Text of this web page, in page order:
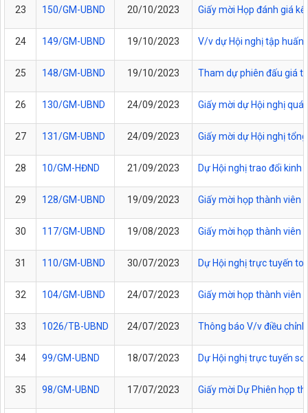
23 150/GM-UBND 20/10/2023 Giấy mời Họp đánh giá
24 149/GM-UBND 19/10/2023 V/v dự Hội nghị tập huấn
25 148/GM-UBND 19/10/2023 Tham dự phiên đấu giá
26 130/GM-UBND 24/09/2023 Giấy mời dự Hội nghị
27 131/GM-UBND 24/09/2023 Giấy mời dự Hội nghị
28 10/GM-HĐND 21/09/2023 Dự Hội nghị trao đổi kinh
29 128/GM-UBND 19/09/2023 Giấy mời họp thành viên
30 117/GM-UBND 19/08/2023 Giấy mời họp thành viên
31 110/GM-UBND 30/07/2023 Dự Hội nghị trực tuyến
32 104/GM-UBND 24/07/2023 Giấy mời họp thành viên
33 1026/TB-UBND 24/07/2023 Thông báo V/v điều
34 99/GM-UBND 18/07/2023 Dự Hội nghị trực tuyến
35 98/GM-UBND 17/07/2023 Giấy mời Dự Phiên họp